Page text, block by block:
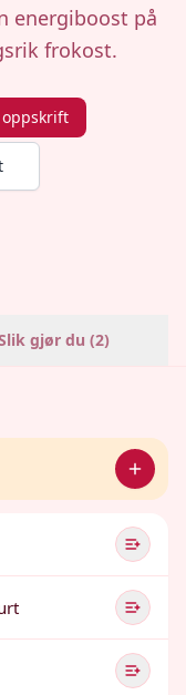
energiboost på
frokost.
gjør du (2)